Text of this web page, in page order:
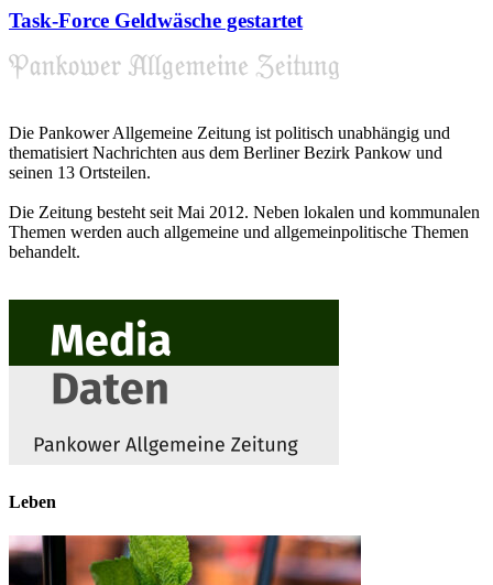
Task-Force Geldwäsche gestartet
Die Pankower Allgemeine Zeitung ist politisch unabhängig und
thematisiert Nachrichten aus dem Berliner Bezirk Pankow und
seinen 13 Ortsteilen.
Die Zeitung besteht seit Mai 2012. Neben lokalen und kommunalen
Themen werden auch allgemeine und allgemeinpolitische Themen
behandelt.
Leben